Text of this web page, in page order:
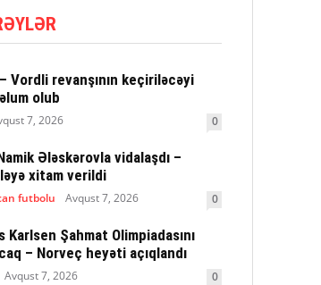
Vordli revanşının keçiriləcəyi
olub
7, 2026 0
Ələskərovla vidalaşdı –
xitam verildi
futbolu Avqust 7, 2026 0
Karlsen Şahmat Olimpiadasını
– Norveç heyəti açıqlandı
Avqust 7, 2026 0